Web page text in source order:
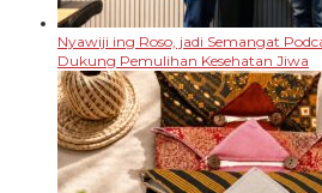
Nyawiji ing Roso, jadi Semangat
Dukung Pemulihan Kesehatan Jiwa